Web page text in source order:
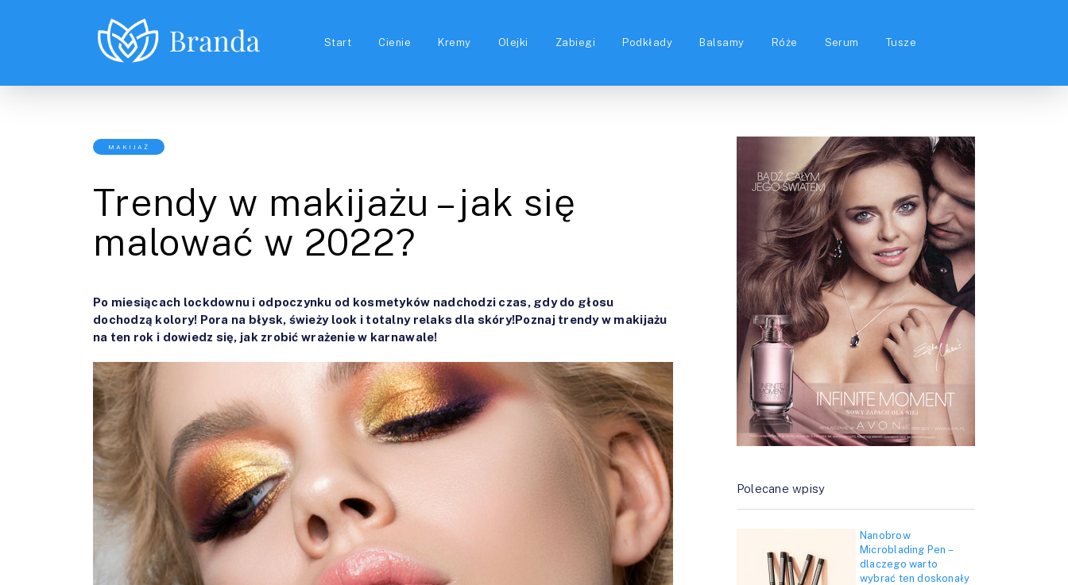
Start Cienie Kremy Olejki Zabiegi Podkłady Balsamy Róże Serum Tusze
MAKIJAŻ
Trendy w makijażu – jak się
malować w 2022?
Po miesiącach lockdownu i odpoczynku od kosmetyków nadchodzi czas, gdy do głosu
dochodzą kolory! Pora na błysk, świeży look i totalny relaks dla skóry!Poznaj trendy w makijażu
na ten rok i dowiedz się, jak zrobić wrażenie w karnawale!
Polecane wpisy
Nanobrow
Microblading Pen –
dlaczego warto
wybrać ten doskonały